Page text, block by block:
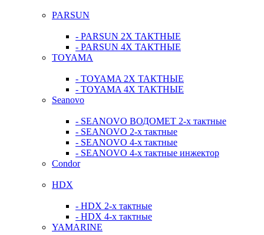
PARSUN
- PARSUN 2Х ТАКТНЫЕ
- PARSUN 4Х ТАКТНЫЕ
TOYAMA
- TOYAMA 2Х ТАКТНЫЕ
- TOYAMA 4Х ТАКТНЫЕ
Seanovo
- SEANOVO ВОДОМЕТ 2-х тактные
- SEANOVO 2-х тактные
- SEANOVO 4-х тактные
- SEANOVO 4-х тактные инжектор
Condor
HDX
- HDX 2-х тактные
- HDX 4-х тактные
YAMARINE